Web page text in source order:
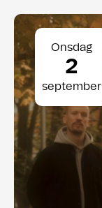
Onsdag
2
september